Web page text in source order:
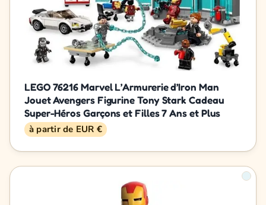
LEGO 76216 Marvel L’Armurerie d’Iron Man
Jouet Avengers Figurine Tony Stark Cadeau
Super-Héros Garçons et Filles 7 Ans et Plus
à partir de EUR €